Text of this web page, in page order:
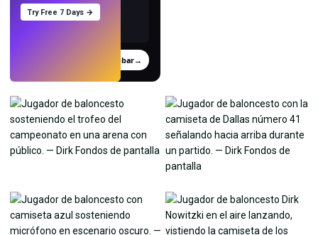
Probar→
Try Free 7 Days →